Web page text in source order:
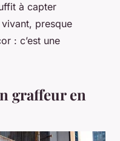
à capter
vivant, presque
: c’est une
graffeur en